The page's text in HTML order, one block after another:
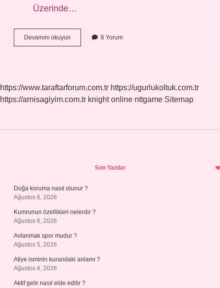
Üzerinde…
Devamını okuyun
Alımlı
8 Yorum
https://www.taraftarforum.com.tr https://ugurlukoltuk.com.tr
https://arnisagiyim.com.tr knight online nttgame Sitemap
Son Yazılar
Doğa koruma nasıl olunur ?
Ağustos 6, 2026
Kumrunun özellikleri nelerdir ?
Ağustos 6, 2026
Avlanmak spor mudur ?
Ağustos 5, 2026
Atiye isminin kurandaki anlamı ?
Ağustos 4, 2026
Aktif gelir nasıl elde edilir ?